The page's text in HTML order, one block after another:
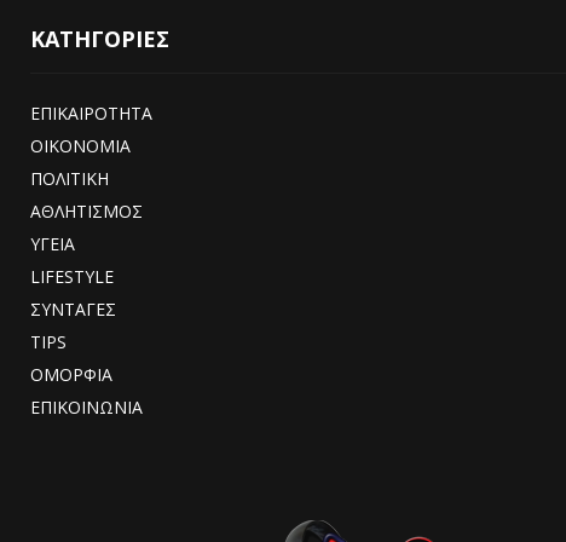
ΚΑΤΗΓΟΡΙΕΣ
ΕΠΙΚΑΙΡΟΤΗΤΑ
ΟΙΚΟΝΟΜΙΑ
ΠΟΛΙΤΙΚΗ
ΑΘΛΗΤΙΣΜΟΣ
ΥΓΕΙΑ
LIFESTYLE
ΣΥΝΤΑΓΕΣ
TIPS
ΟΜΟΡΦΙΑ
ΕΠΙΚΟΙΝΩΝΙΑ